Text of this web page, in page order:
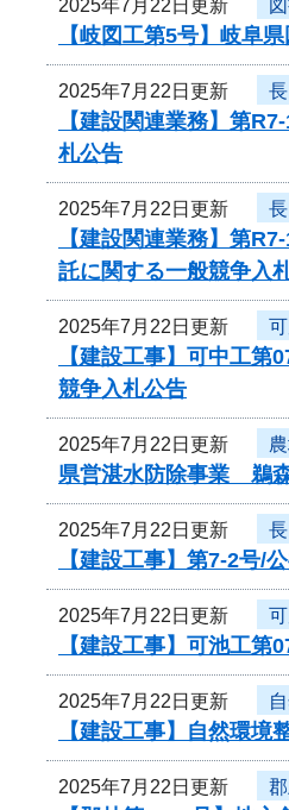
2025年7月22日更新
【岐図工第5号】岐阜
2025年7月22日更新
【建設関連業務】第
札公告
2025年7月22日更新
【建設関連業務】第
託に関する一般競争入
2025年7月22日更新
【建設工事】可中工
競争入札公告
2025年7月22日更新
県営湛水防除事業 鵜
2025年7月22日更新
【建設工事】第7-2号
2025年7月22日更新
【建設工事】可池工
2025年7月22日更新
【建設工事】自然環
2025年7月22日更新